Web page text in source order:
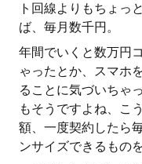
ト回線よりもちょっ
ば、毎月数千円。
年間でいくと数万円
ゃったとか、スマホ
ることに気づいちゃ
もそうですよね、こ
額、一度契約したら
ンサイズできるもの